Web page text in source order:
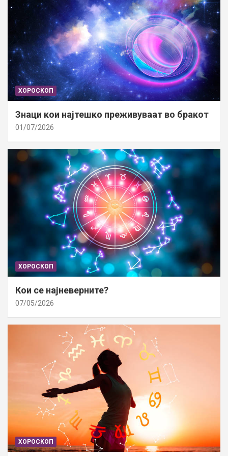
ХОРОСКОП
Знаци кои најтешко преживуваат во бракот
01/07/2026
ХОРОСКОП
Кои се најневерните?
07/05/2026
ХОРОСКОП